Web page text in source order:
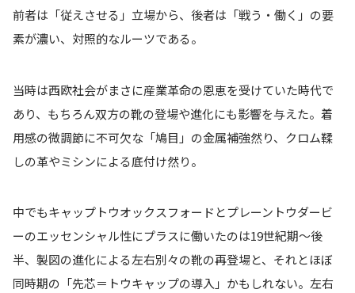
前者は「従えさせる」立場から、後者は「戦う・働く」の要
素が濃い、対照的なルーツである。
当時は西欧社会がまさに産業革命の恩恵を受けていた時代で
あり、もちろん双方の靴の登場や進化にも影響を与えた。着
用感の微調節に不可欠な「鳩目」の金属補強然り、クロム鞣
しの革やミシンによる底付け然り。
中でもキャップトウオックスフォードとプレーントウダービ
ーのエッセンシャル性にプラスに働いたのは19世紀期〜後
半、製図の進化による左右別々の靴の再登場と、それとほぼ
同時期の「先芯＝トウキャップの導入」かもしれない。左右